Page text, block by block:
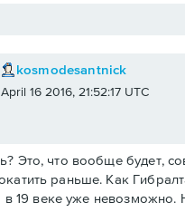
kosmodesantnick
April 16 2016, 21:52:17 UTC
Это, что вообще будет,
раньше. Как
в 19 веке уже невозможно.